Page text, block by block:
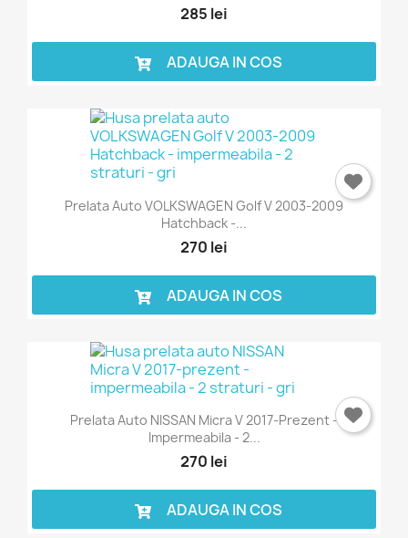
285 lei
ADAUGA IN COS
Prelata Auto VOLKSWAGEN Golf V 2003-2009
Hatchback -...
270 lei
ADAUGA IN COS
Prelata Auto NISSAN Micra V 2017-Prezent -
Impermeabila - 2...
270 lei
ADAUGA IN COS